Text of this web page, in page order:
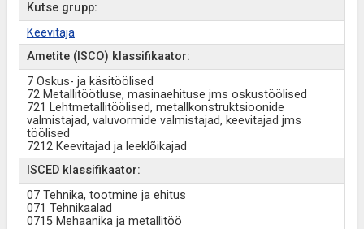
Kutse grupp:
Keevitaja
Ametite (ISCO) klassifikaator:
7 Oskus- ja käsitöölised
72 Metallitöötluse, masinaehituse jms oskustöölised
721 Lehtmetallitöölised, metallkonstruktsioonide
valmistajad, valuvormide valmistajad, keevitajad jms
töölised
7212 Keevitajad ja leeklõikajad
ISCED klassifikaator:
07 Tehnika, tootmine ja ehitus
071 Tehnikaalad
0715 Mehaanika ja metallitöö